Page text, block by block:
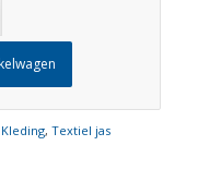
Kleding, Textiel jas